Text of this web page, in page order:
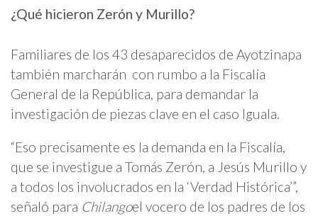
¿Qué hicieron Zerón y Murillo?
Familiares de los 43 desaparecidos de Ayotzinapa
también marcharán con rumbo a la Fiscalía
General de la República, para demandar la
investigación de piezas clave en el caso Iguala.
“Eso precisamente es la demanda en la Fiscalía,
que se investigue a Tomás Zerón, a Jesús Murillo y
a todos los involucrados en la ‘Verdad Histórica’”,
señaló para Chilangoel vocero de los padres de los